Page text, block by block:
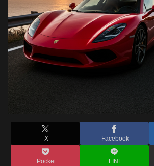
X Facebook
Pocket LINE